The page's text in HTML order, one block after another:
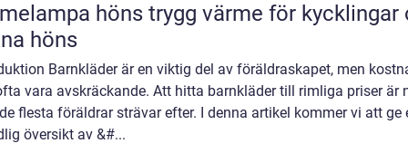
höns trygg värme för kycklingar och
höns
Barnkläder är en viktig del av föräldraskapet, men
vara avskräckande. Att hitta barnkläder till rimliga priser är
flesta föräldrar strävar efter. I denna artikel kommer vi att ge
översikt av &#...